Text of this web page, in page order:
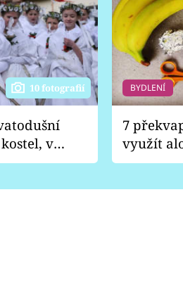
10 fotografií
v
BYDLENÍ
7
využít